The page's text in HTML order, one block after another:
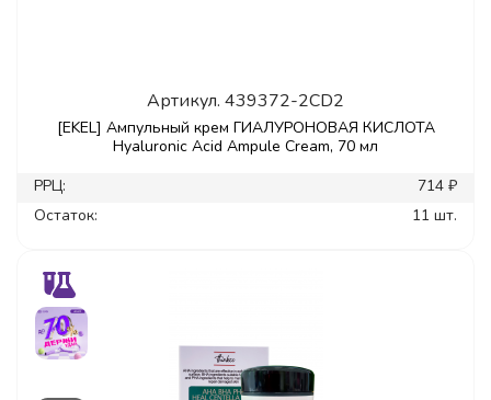
Артикул. 439372-2CD2
[EKEL] Ампульный крем ГИАЛУРОНОВАЯ КИСЛОТА
Hyaluronic Acid Ampule Cream, 70 мл
РРЦ:
714 ₽
Остаток:
11 шт.